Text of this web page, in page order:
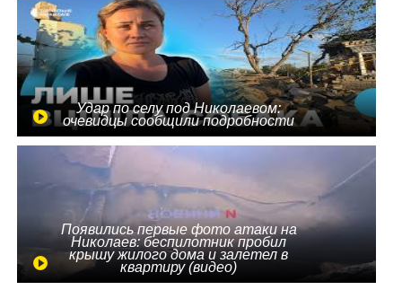
Удар по селу под Николаевом:
очевидцы сообщили подробности
Появились первые фото атаки на
Николаев: беспилотник пробил
крышу жилого дома и залетел в
квартиру (видео)